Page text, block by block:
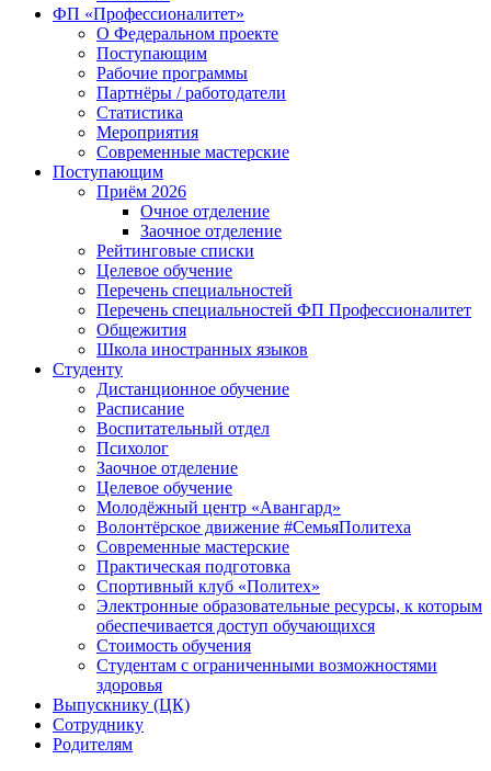
ФП «Профессионалитет»
О Федеральном проекте
Поступающим
Рабочие программы
Партнёры / работодатели
Статистика
Мероприятия
Современные мастерские
Поступающим
Приём 2026
Очное отделение
Заочное отделение
Рейтинговые списки
Целевое обучение
Перечень специальностей
Перечень специальностей ФП Профессионалитет
Общежития
Школа иностранных языков
Студенту
Дистанционное обучение
Расписание
Воспитательный отдел
Психолог
Заочное отделение
Целевое обучение
Молодёжный центр «Авангард»
Волонтёрское движение #СемьяПолитеха
Современные мастерские
Практическая подготовка
Спортивный клуб «Политех»
Электронные образовательные ресурсы, к которым
обеспечивается доступ обучающихся
Стоимость обучения
Студентам с ограниченными возможностями
здоровья
Выпускнику (ЦК)
Сотруднику
Родителям